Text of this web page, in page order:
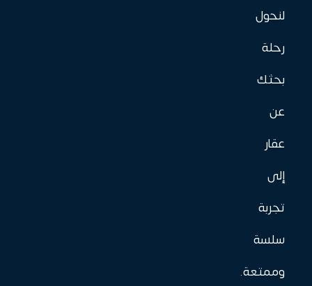
لنحول
رحلة
بحثك
عن
عقار
إلى
تجربة
سلسة
وممتعة.